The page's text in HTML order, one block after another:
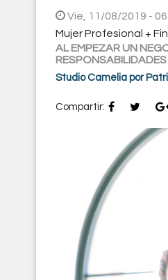
Vie, 11/08/2019 -
Mujer Profesional +
AL EMPEZAR UN
Studio Camelia por
Compartir: